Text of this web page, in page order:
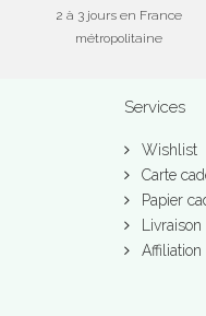
2 à 3 jours en France
métropolitaine
Services
Wishlist
Carte
Papier
Livraison
Affiliation